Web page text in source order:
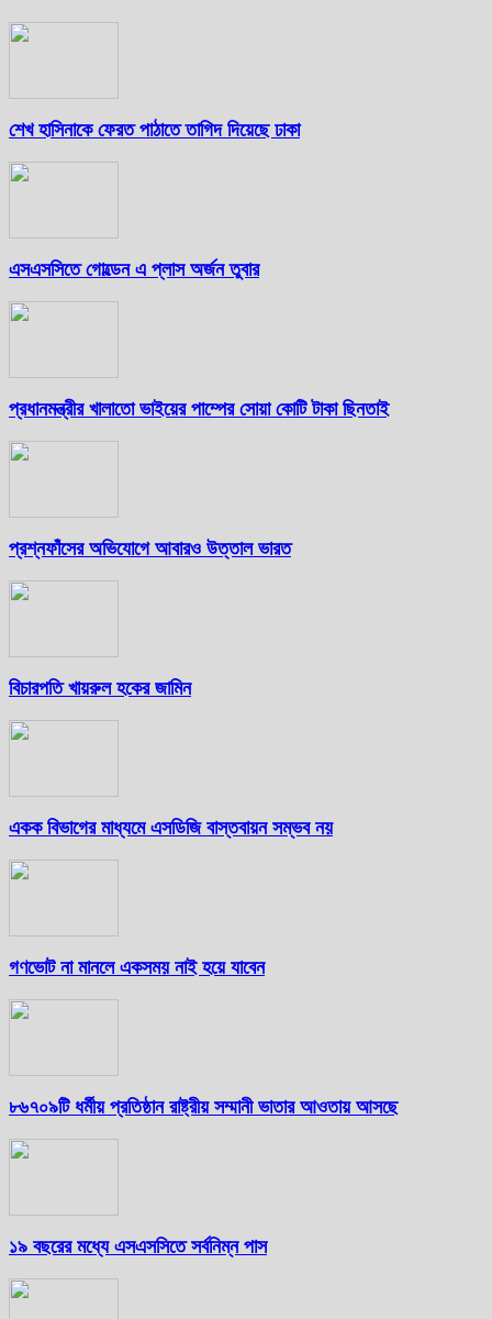
শেখ হাসিনাকে ফেরত পাঠাতে তাগিদ দিয়েছে ঢাকা
এসএসসিতে গোল্ডেন এ প্লাস অর্জন তুবার
প্রধানমন্ত্রীর খালাতো ভাইয়ের পাম্পের সোয়া কোটি টাকা ছিনতাই
প্রশ্নফাঁসের অভিযোগে আবারও উত্তাল ভারত
বিচারপতি খায়রুল হকের জামিন
একক বিভাগের মাধ্যমে এসডিজি বাস্তবায়ন সম্ভব নয়
গণভোট না মানলে একসময় নাই হয়ে যাবেন
৮৬৭০৯টি ধর্মীয় প্রতিষ্ঠান রাষ্ট্রীয় সম্মানী ভাতার আওতায় আসছে
১৯ বছরের মধ্যে এসএসসিতে সর্বনিম্ন পাস